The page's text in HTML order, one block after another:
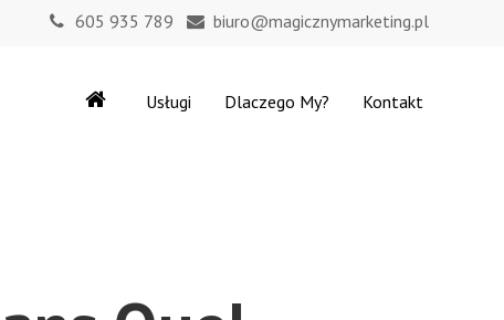
605 935 789 biuro@magicznymarketing.pl
Usługi Dlaczego My? Kontakt